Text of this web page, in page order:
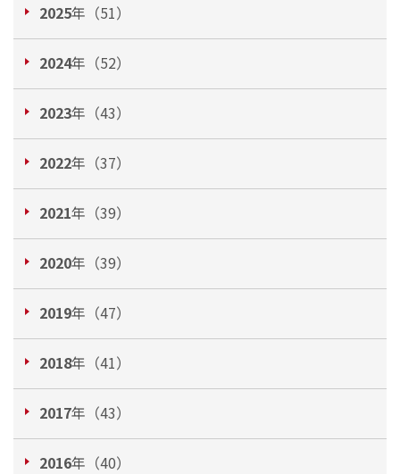
2025年（51）
2024年（52）
2023年（43）
2022年（37）
2021年（39）
2020年（39）
2019年（47）
2018年（41）
2017年（43）
2016年（40）